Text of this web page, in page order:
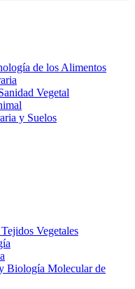
de los Alimentos
Vegetal
y Suelos
Vegetales
Biología Molecular de